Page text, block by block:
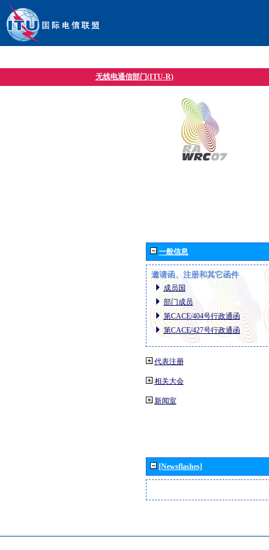
无线电通信部门(ITU-R)
一般信息
邀请函、注册和其它函件
成员国
部门成员
第CACE/404号行政通函
第CACE/427号行政通函
代表注册
相关大会
新闻室
[Newsflashes]